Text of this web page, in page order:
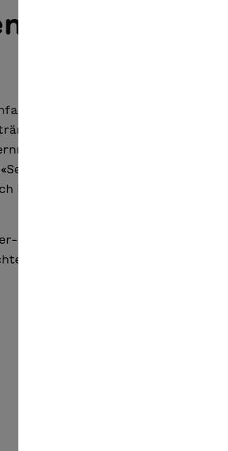
Sprache
einer literarischen
wurde
Geburtstag» neu
ist das Minibooklet
Faden-Text in Form
sowie die einzelnen